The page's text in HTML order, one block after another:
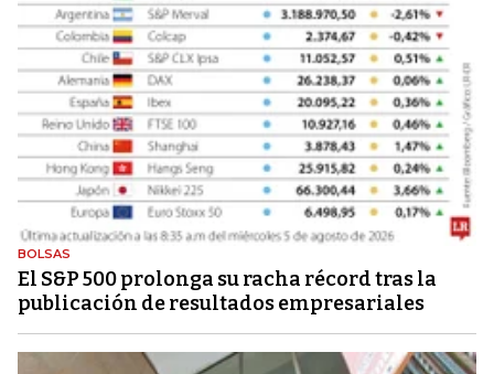
BOLSAS
El S&P 500 prolonga su racha récord tras la
publicación de resultados empresariales